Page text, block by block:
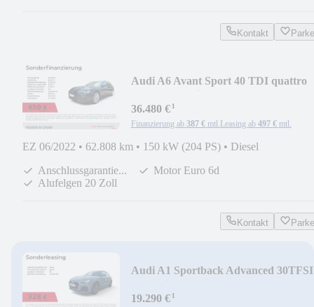
Kontakt
Audi A6 Avant Sport 40 TDI quattro
36.480 €¹
Finanzierung ab 387 € mtl. Leasing ab 497 € mtl.
EZ 06/2022 • 62.808 km • 150 kW (204 PS) • Diesel
Anschlussgarantie...
Motor Euro 6d
Alufelgen 20 Zoll
Kontakt
Audi A1 Sportback Advanced 30TFSI
19.290 €¹